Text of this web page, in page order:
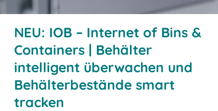
NEU: IOB – Internet of Bins &
Containers | Behälter
intelligent überwachen und
Behälterbestände smart
tracken